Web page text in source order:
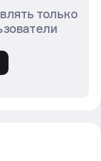
только